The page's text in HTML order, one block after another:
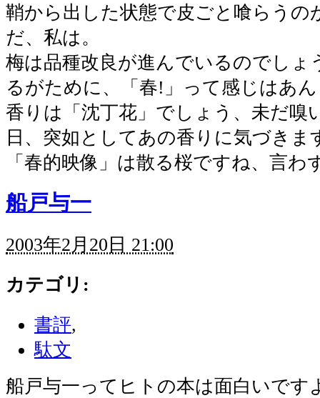
鞘から出した状態で皮ごと喰らうの
だ、私は。
梅は品種改良が進んでいるのでしょ
るがために、「春!」って感じはあ
香りは「沈丁花」でしょう、未だ嗅
日、突如としてあの香りに気づきま
「春的映像」は散る桜ですね、言わ
船戸与一
2003年2月20日 21:00
カテゴリ :
書評,
駄文
船戸与一ってヒトの本は面白いです